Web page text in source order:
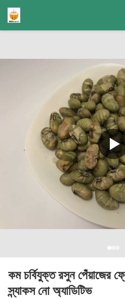
কম চর্বিযুক্ত রসুন পেঁয়াজের
স্ন্যাকস নো অ্যাডিটিভ